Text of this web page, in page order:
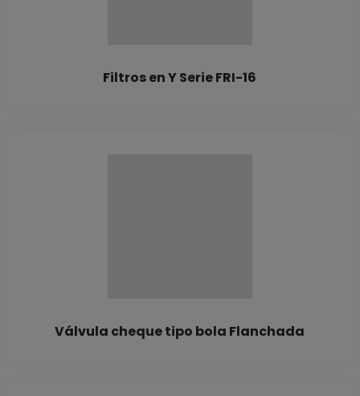
Filtros en Y Serie FRI-16
Válvula cheque tipo bola Flanchada